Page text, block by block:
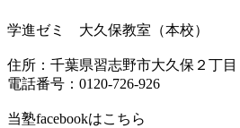
学進ゼミ 大久保教室（本校）
住所：千葉県習志野市大久保２丁
電話番号：0120-726-926
当塾facebookはこちら